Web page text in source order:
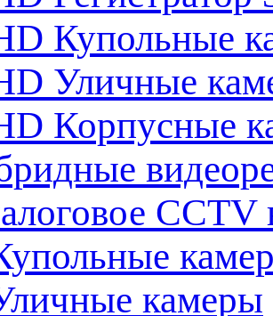
Купольные
Уличные
Корпусные
CCTV
камеры